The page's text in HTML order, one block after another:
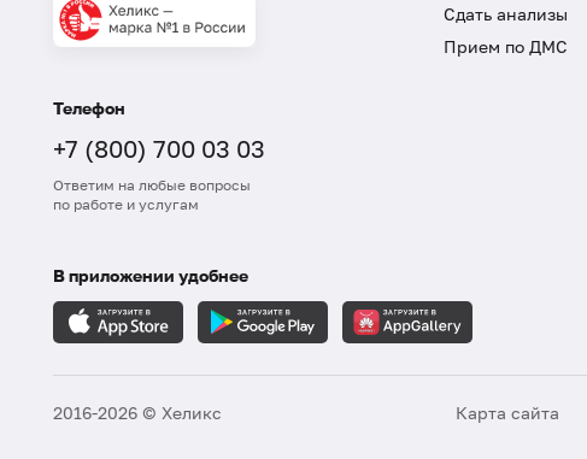
Телефон
+7 (800) 700 03 03
Ответим на любые вопросы
по работе и услугам
Сдать анализы
Прием по ДМС
В приложении удобнее
2016-2026 © Хеликс Карта сайта